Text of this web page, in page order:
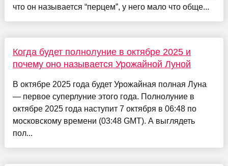
что он называется “перцем”, у него мало что обще...
Когда будет полнолуние в октябре 2025 и
почему оно называется Урожайной Луной
В октябре 2025 года будет Урожайная полная Луна
— первое суперлуние этого года. Полнолуние в
октябре 2025 года наступит 7 октября в 06:48 по
московскому времени (03:48 GMT). А выглядеть
пол...